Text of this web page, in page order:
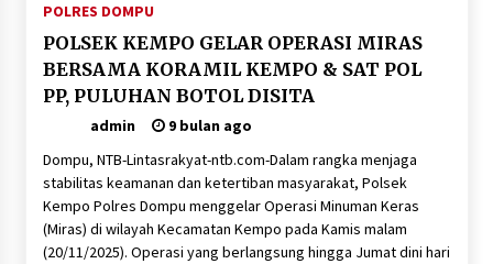
POLRES DOMPU
POLSEK KEMPO GELAR OPERASI MIRAS
BERSAMA KORAMIL KEMPO & SAT POL
PP, PULUHAN BOTOL DISITA
admin
9 bulan ago
Dompu, NTB-Lintasrakyat-ntb.com-Dalam rangka menjaga
stabilitas keamanan dan ketertiban masyarakat, Polsek
Kempo Polres Dompu menggelar Operasi Minuman Keras
(Miras) di wilayah Kecamatan Kempo pada Kamis malam
(20/11/2025). Operasi yang berlangsung hingga Jumat dini hari